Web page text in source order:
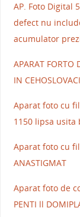
AP. Foto Digital
defect nu
acumulator
APARAT FORTO
IN
Aparat foto cu
1150 lipsa usita
Aparat foto cu
ANASTIGMAT
Aparat foto de
PENTI ll